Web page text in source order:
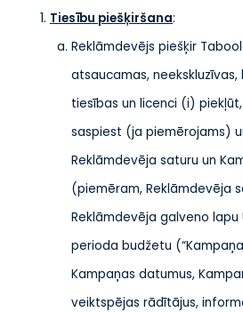
Tiesību piešķiršana:
Reklāmdevējs piešķir
atsaucamas,
tiesības un licenci (i)
saspiest (ja piemērojams)
Reklāmdevēja saturu un
(piemēram, Reklāmdevēja
Reklāmdevēja galveno lapu
perioda budžetu
Kampaņas datumus,
veiktspējas rādītājus,